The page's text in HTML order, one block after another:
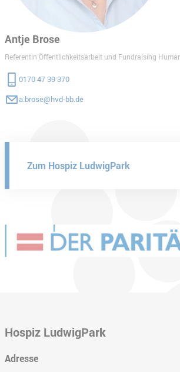
Antje Brose
Referentin Öffentlichkeitsarbeit und Fundraising
0170 47 39 370
a.brose@hvd-bb.de
Zum Hospiz LudwigPark
Hospiz LudwigPark
Adresse